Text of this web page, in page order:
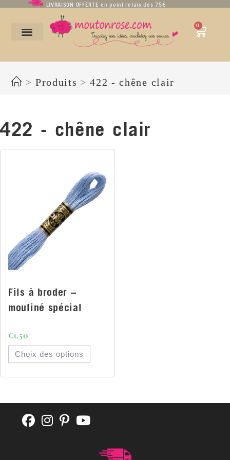
LIVRAISON OFFERTE en point relais dès 75€
0
> Produits > 422 - chêne clair
422 - chêne clair
Fils à broder –
mouliné spécial
€1.50
Choix des options